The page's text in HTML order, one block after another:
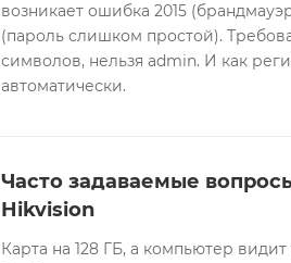
возникает ошибка 2015
(пароль слишком простой).
символов, нельзя admin. И как
автоматически.
Часто задаваемые
Hikvision
Карта на 128 ГБ, а компьютер